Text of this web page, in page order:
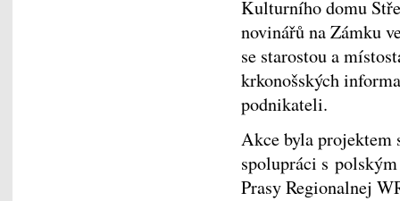
Kulturního domu
novinářů na Zámku
se starostou a
krkonošských
podnikateli.
Akce byla projektem
spolupráci s
Prasy Regionalnej